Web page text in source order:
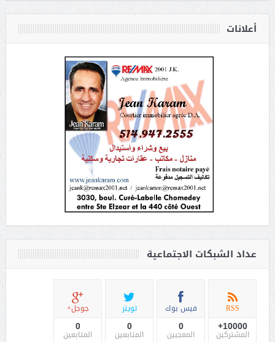
أعلانات
عداد الشبكات الاجتماعية
RSS
10000+
المشتركين
فيس بوك
0
المعجبين
تويتر
0
المتابعين
جوجل+
0
المتابعين